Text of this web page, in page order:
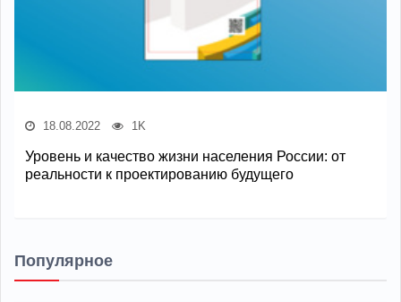
18.08.2022 1K
Уровень и качество жизни населения России: от
реальности к проектированию будущего
Популярное